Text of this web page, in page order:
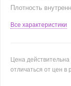
Плотность
Все характеристики
Цена
отличаться от цен в